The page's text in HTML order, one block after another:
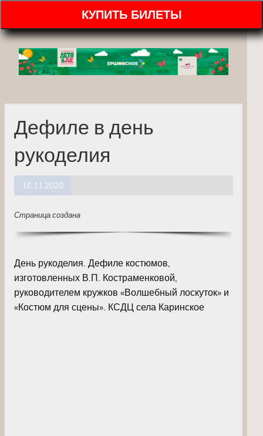
КУПИТЬ БИЛЕТЫ
Дефиле в день
рукоделия
16.11.2020
Страница создана
День рукоделия. Дефиле костюмов,
изготовленных В.П. Костраменковой,
руководителем кружков «Волшебный лоскуток» и
«Костюм для сцены». КСДЦ села Каринское